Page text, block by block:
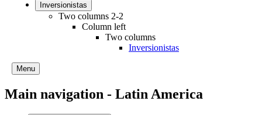
Inversionistas
Two columns 2-2
Column left
Two columns
Inversionistas
Menu
Main navigation - Latin America